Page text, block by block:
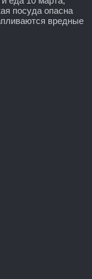
посуда опасна
вредные